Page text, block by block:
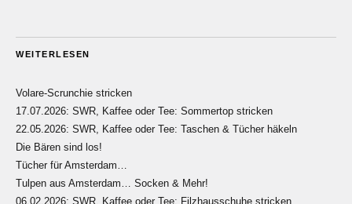
WEITERLESEN
Volare-Scrunchie stricken
17.07.2026: SWR, Kaffee oder Tee: Sommertop stricken
22.05.2026: SWR, Kaffee oder Tee: Taschen & Tücher häkeln
Die Bären sind los!
Tücher für Amsterdam…
Tulpen aus Amsterdam… Socken & Mehr!
06.02.2026: SWR, Kaffee oder Tee: Filzhausschuhe stricken